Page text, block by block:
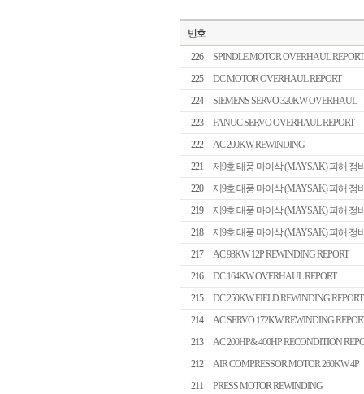
번호
226
SPINDLE MOTOR OVERHAUL REPORT
225
DC MOTOR OVERHAUL REPORT
224
SIEMENS SERVO 320KW OVERHAUL
223
FANUC SERVO OVERHAUL REPORT
222
AC 200KW REWINDING
221
제9호 태풍 마이삭 (MAYSAK) 피해 정
220
제9호 태풍 마이삭 (MAYSAK) 피해 정
219
제9호 태풍 마이삭 (MAYSAK) 피해 정
218
제9호 태풍 마이삭 (MAYSAK) 피해 정
217
AC 93KW 12P REWINDING REPORT
216
DC 164KW OVERHAUL REPORT
215
DC 250KW FIELD REWINDING REPORT
214
AC SERVO 172KW REWINDING
213
AC 200HP& 400HP RECONDITION
212
AIR COMPRESSOR MOTOR 260KW 4P
211
PRESS MOTOR REWINDING